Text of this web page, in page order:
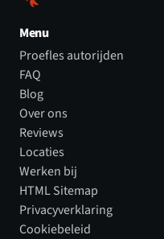
Menu
Proefles autorijden
FAQ
Blog
Over ons
Reviews
Locaties
Werken bij
HTML Sitemap
Privacyverklaring
Cookiebeleid